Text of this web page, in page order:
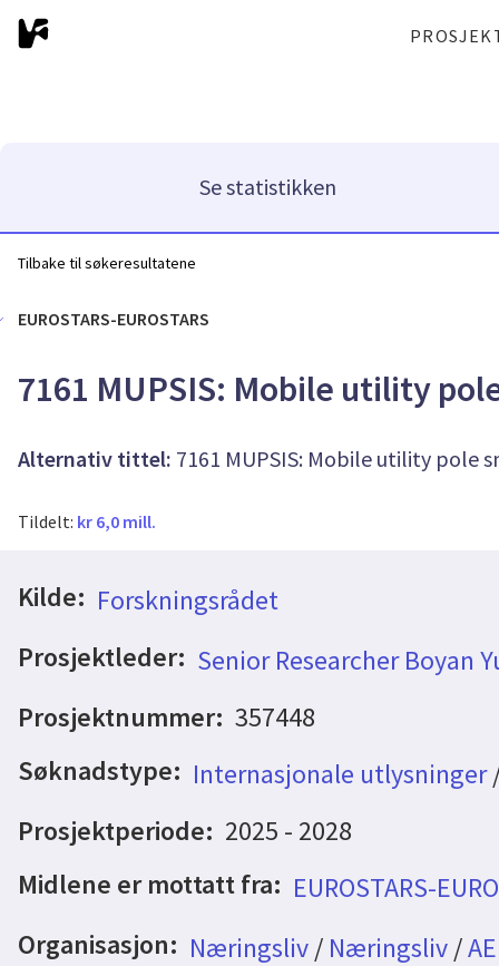
Se statistikken
Tilbake til søkeresultatene
EUROSTARS-EUROSTARS
7161 MUPSIS: Mobile utility
Alternativ tittel: 7161 MUPSIS: Mobile utility pole
Tildelt: kr 6,0 mill.
Kilde: Forskningsrådet
Prosjektleder: Senior Researcher Boyan
Prosjektnummer: 357448
Søknadstype: Internasjonale utlysninger
Prosjektperiode: 2025 - 2028
Midlene er mottatt fra: EUROSTARS-
Organisasjon: Næringsliv/ Næringsliv/